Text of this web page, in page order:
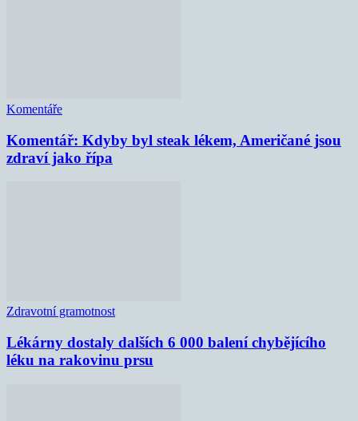
Komentáře
Komentář: Kdyby byl steak lékem, Američané jsou
zdraví jako řípa
Zdravotní gramotnost
Lékárny dostaly dalších 6 000 balení chybějícího
léku na rakovinu prsu